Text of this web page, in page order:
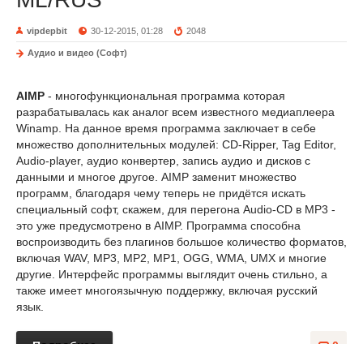
vipdepbit 30-12-2015, 01:28 2048
Аудио и видео (Софт)
AIMP - многофункциональная программа которая
разрабатывалась как аналог всем известного медиаплеера
Winamp. На данное время программа заключает в себе
множество дополнительных модулей: CD-Ripper, Tag Editor,
Audio-player, аудио конвертер, запись аудио и дисков с
данными и многое другое. AIMP заменит множество
программ, благодаря чему теперь не придётся искать
специальный софт, скажем, для перегона Audio-CD в MP3 -
это уже предусмотрено в AIMP. Программа способна
воспроизводить без плагинов большое количество форматов,
включая WAV, MP3, MP2, MP1, OGG, WMA, UMX и многие
другие. Интерфейс программы выглядит очень стильно, а
также имеет многоязычную поддержку, включая русский
язык.